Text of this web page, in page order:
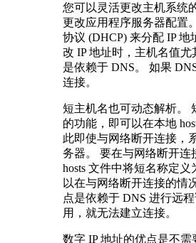
您可以灵活更改主机系统
更改应用程序服务器配置
协议 (DHCP) 来分配 IP
改 IP 地址时，主机名值
是依赖于 DNS。 如果
连接。
短主机名也可动态解析。
的功能，即可以在本地
此即使与网络断开连接，
务器。 要在与网络断开连
hosts 文件中将短名称定义
以在与网络断开连接的情
点是依赖于 DNS 进行远
用，就无法建立连接。
数字 IP 地址的优点是不